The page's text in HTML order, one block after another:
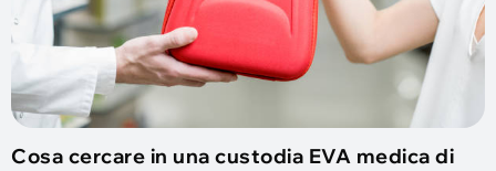
Cosa cercare in una custodia EVA medica di